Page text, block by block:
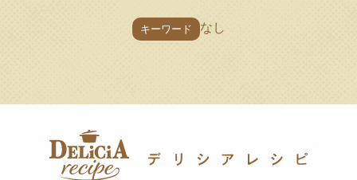
キーワード なし